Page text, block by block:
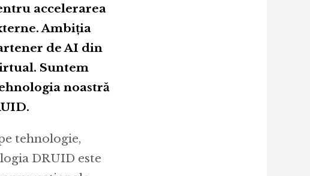
accelerarea
Ambiția
de AI din
Suntem
noastră
tehnologie,
DRUID este